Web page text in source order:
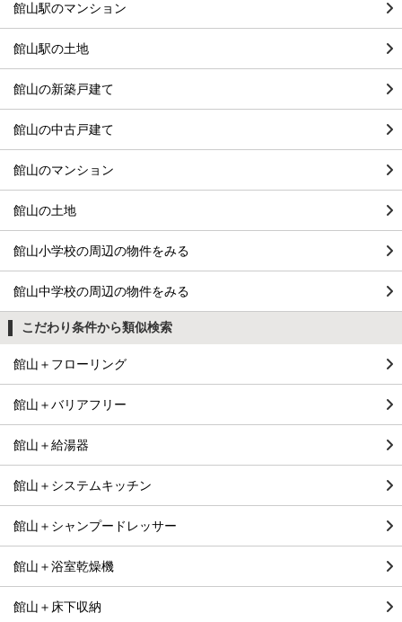
館山駅のマンション
館山駅の土地
館山の新築戸建て
館山の中古戸建て
館山のマンション
館山の土地
館山小学校の周辺の物件をみる
館山中学校の周辺の物件をみる
こだわり条件から類似検索
館山＋フローリング
館山＋バリアフリー
館山＋給湯器
館山＋システムキッチン
館山＋シャンプードレッサー
館山＋浴室乾燥機
館山＋床下収納